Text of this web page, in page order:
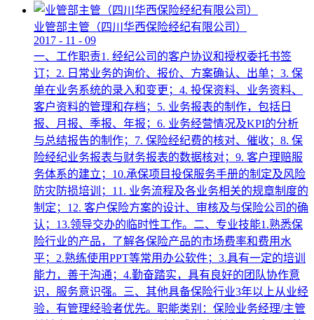
业管部主管（四川华西保险经纪有限公司）
2017 - 11 - 09
一、工作职责1. 经纪公司的客户协议和授权委托书签
订；2. 日常业务的询价、报价、方案确认、出单；3. 保
单在业务系统的录入和变更；4. 投保资料、业务资料、
客户资料的管理和存档；5. 业务报表的制作，包括日
报、月报、季报、年报；6. 业务经营情况及KPI的分析
与总结报告的制作；7. 保险经纪费的核对、催收；8. 保
险经纪业务报表与财务报表的数据核对；9. 客户理赔服
务体系的建立；10.承保项目投保服务手册的制定及风险
防灾防损培训；11. 业务流程及各业务相关的规章制度的
制定；12. 客户保险方案的设计、审核及与保险公司的确
认；13.领导交办的临时性工作。二、专业技能1.熟悉保
险行业的产品，了解各保险产品的市场费率和费用水
平；2.熟练使用PPT等常用办公软件；3.具有一定的培训
能力，善于沟通；4.勤奋踏实，具有良好的团队协作意
识，服务意识强。三、其他具备保险行业3年以上从业经
验，有管理经验者优先。职能类别：保险业务经理/主管